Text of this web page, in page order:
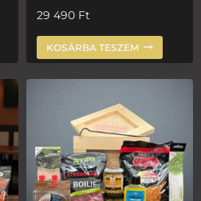
29 490 Ft
KOSÁRBA TESZEM